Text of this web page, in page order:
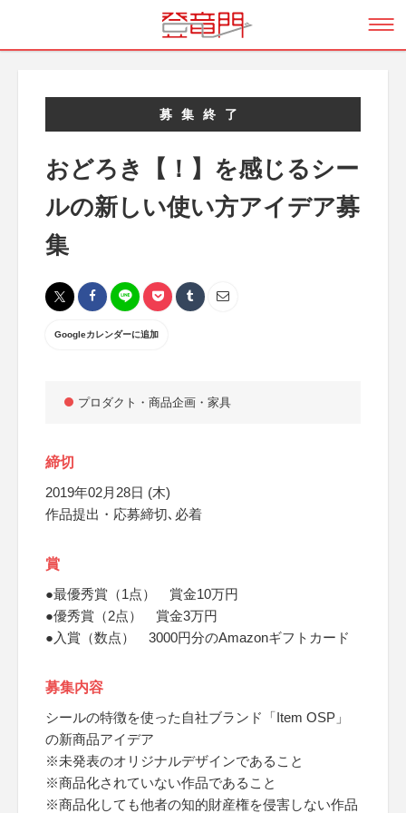
募集終了
おどろき【！】を感じるシー
ルの新しい使い方アイデア募
集
Googleカレンダーに追加
プロダクト・商品企画・家具
締切
2019年02月28日 (木)
作品提出・応募締切､必着
賞
●最優秀賞（1点） 賞金10万円
●優秀賞（2点） 賞金3万円
●入賞（数点） 3000円分のAmazonギフトカード
募集内容
シールの特徴を使った自社ブランド「Item OSP」
の新商品アイデア
※未発表のオリジナルデザインであること
※商品化されていない作品であること
※商品化しても他者の知的財産権を侵害しない作品